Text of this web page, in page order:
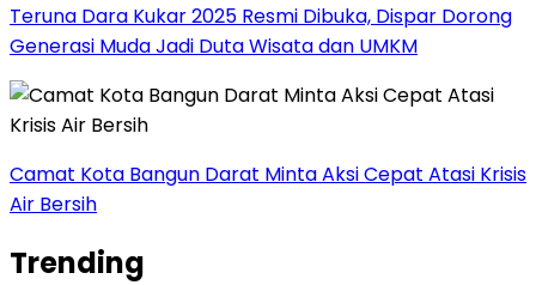
Teruna Dara Kukar 2025 Resmi Dibuka, Dispar Dorong
Generasi Muda Jadi Duta Wisata dan UMKM
Camat Kota Bangun Darat Minta Aksi Cepat Atasi Krisis
Air Bersih
Trending